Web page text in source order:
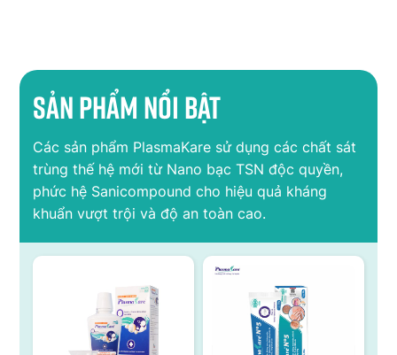
Sản phẩm nổi bật
Các sản phẩm PlasmaKare sử dụng các chất sát
trùng thế hệ mới từ Nano bạc TSN độc quyền,
phức hệ Sanicompound cho hiệu quả kháng
khuẩn vượt trội và độ an toàn cao.